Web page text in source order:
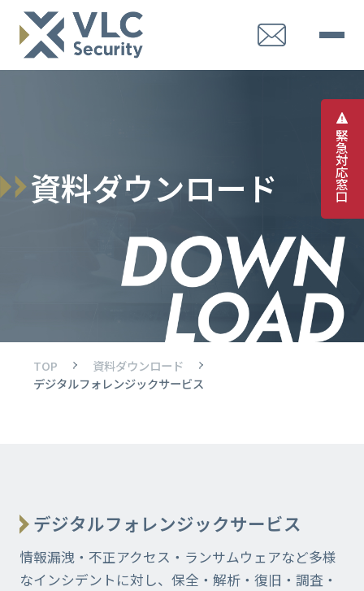
緊
急
対
応
窓
口
資料ダウンロー ド
TOP
資料ダウンロード
デジタルフォレンジックサービス
デジタルフォレンジックサービス
情報漏洩・不正アクセス・ランサムウェアなど多様
なインシデントに対し、保全・解析・復旧・調査・